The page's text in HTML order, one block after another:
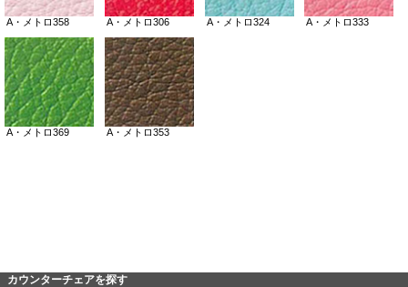
カウンターチェアを探す